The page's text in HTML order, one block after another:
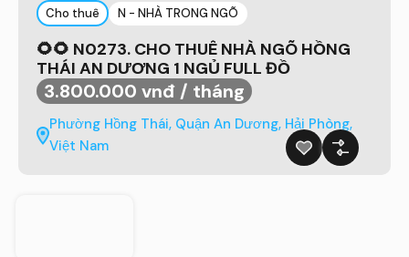
Cho thuê N - NHÀ TRONG NGÕ
🌻🌻 N0273. CHO THUÊ NHÀ NGÕ HỒNG
THÁI AN DƯƠNG 1 NGỦ FULL ĐỒ
3.800.000 vnđ / tháng
Phường Hồng Thái, Quận An Dương, Hải Phòng,
Việt Nam